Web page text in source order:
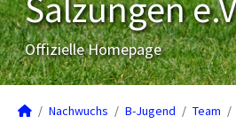
Offizielle Homepage
Nachwuchs B-Jugend Team